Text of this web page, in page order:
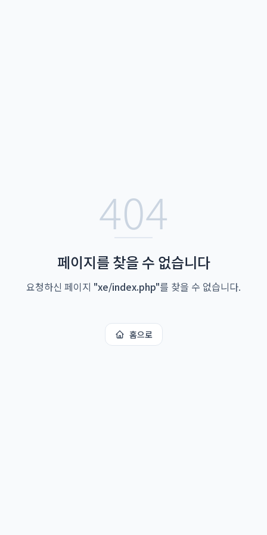
404
페이지를 찾을 수 없습니다
요청하신 페이지 "xe/index.php"를 찾을 수 없습니다.
홈으로